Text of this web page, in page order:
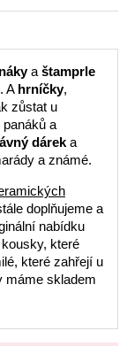
a štamprle
A hrníčky,
zůstat u
panáků a
dárek a
a známé.
doplňujeme a
nabídku
které
které zahřejí u
máme skladem